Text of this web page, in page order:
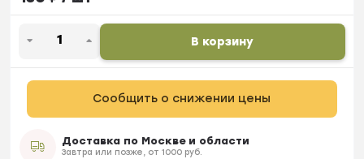
В корзину
Сообщить о снижении цены
Доставка по Москве и области
Завтра или позже, от 1000 руб.